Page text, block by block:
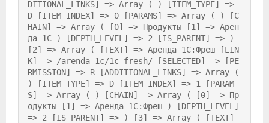
DITIONAL_LINKS] => Array ( ) [ITEM_TYPE] =>
D [ITEM_INDEX] => 0 [PARAMS] => Array ( ) [C
HAIN] => Array ( [0] => Продукты [1] => Арен
да 1С ) [DEPTH_LEVEL] => 2 [IS_PARENT] => )
[2] => Array ( [TEXT] => Аренда 1С:Фреш [LIN
K] => /arenda-1c/1c-fresh/ [SELECTED] => [PE
RMISSION] => R [ADDITIONAL_LINKS] => Array (
) [ITEM_TYPE] => D [ITEM_INDEX] => 1 [PARAM
S] => Array ( ) [CHAIN] => Array ( [0] => Пр
одукты [1] => Аренда 1С:Фреш ) [DEPTH_LEVEL]
=> 2 [IS_PARENT] => ) [3] => Array ( [TEXT]